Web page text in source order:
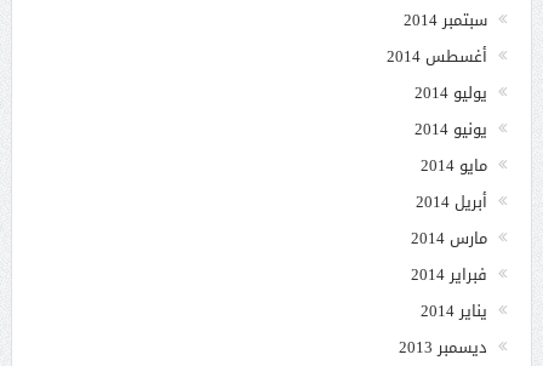
سبتمبر 2014
أغسطس 2014
يوليو 2014
يونيو 2014
مايو 2014
أبريل 2014
مارس 2014
فبراير 2014
يناير 2014
ديسمبر 2013